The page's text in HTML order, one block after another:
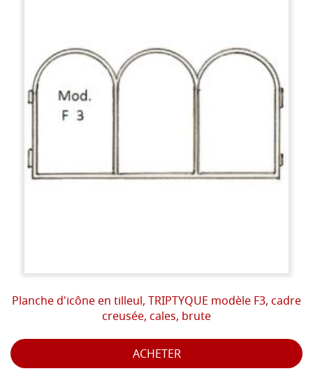
Planche d'icône en tilleul, TRIPTYQUE modèle F3, cadre
creusée, cales, brute
ACHETER